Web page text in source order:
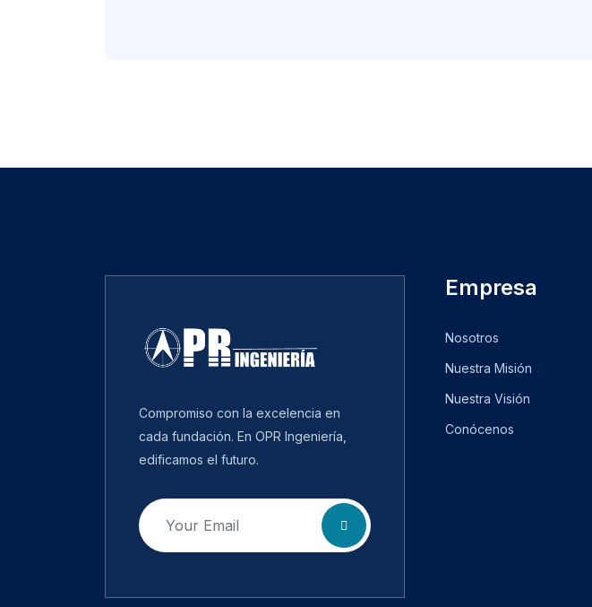
Compromiso con la excelencia en
cada fundación. En OPR Ingeniería,
edificamos el futuro.
Empresa
Nosotros
Nuestra Misión
Nuestra Visión
Conócenos